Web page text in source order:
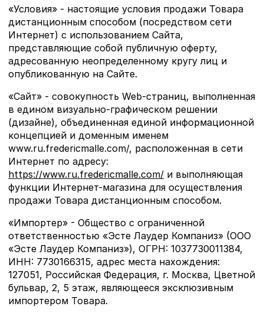
«Условия» - настоящие условия продажи Товара
дистанционным способом (посредством сети
Интернет) с использованием Сайта,
представляющие собой публичную оферту,
адресованную неопределенному кругу лиц и
опубликованную на Сайте.
«Сайт» - совокупность Web-страниц, выполненная
в едином визуально-графическом решении
(дизайне), объединенная единой информационной
концепцией и доменным именем
www.ru.fredericmalle.com/, расположенная в сети
Интернет по адресу:
https://www.ru.fredericmalle.com/ и выполняющая
функции Интернет-магазина для осуществления
продажи Товара дистанционным способом.
«Импортер» - Общество с ограниченной
ответственностью «Эсте Лаудер Компаниз» (ООО
«Эсте Лаудер Компаниз»), ОГРН: 1037730011384,
ИНН: 7730166315, адрес места нахождения:
127051, Российская Федерация, г. Москва, Цветной
бульвар, 2, 5 этаж, являющееся эксклюзивным
импортером Товара.